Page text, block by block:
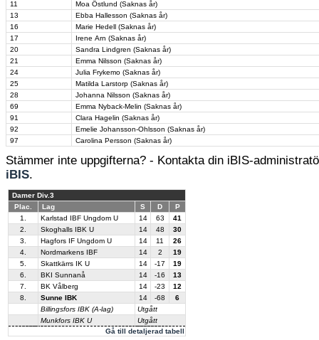
11
Moa Östlund (Saknas år)
13
Ebba Hallesson (Saknas år)
16
Marie Hedell (Saknas år)
17
Irene Arn (Saknas år)
20
Sandra Lindgren (Saknas år)
21
Emma Nilsson (Saknas år)
24
Julia Frykemo (Saknas år)
25
Matilda Larstorp (Saknas år)
28
Johanna Nilsson (Saknas år)
69
Emma Nyback-Melin (Saknas år)
91
Clara Hagelin (Saknas år)
92
Emelie Johansson-Ohlsson (Saknas år)
97
Carolina Persson (Saknas år)
Stämmer inte uppgifterna? - Kontakta din iBIS-
iBIS.
Damer Div.3
Plac.
Lag S D P
Gå till detaljerad tabell
1. Karlstad IBF Ungdom U 14 63
41
2.
Skoghalls IBK U 14 48
30
3.
Hagfors IF Ungdom U 14 11
26
4.
Nordmarkens IBF 14 2
19
5.
Skattkärrs IK U 14 -17
19
6.
BKI Sunnanå 14 -16
13
7.
BK Vålberg 14 -23
12
8.
Sunne IBK 14 -68
6
Billingsfors IBK (A-lag)
Utgått
Munkfors IBK U
Utgått